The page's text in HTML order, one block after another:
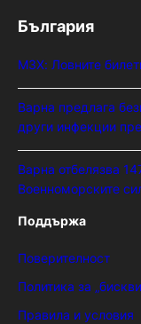
България
МЗХ: Ловните
Варна предлага
други инфекции
Варна отбелязва
Военноморските
Поддържа
Поверителност
Политика за
Правила и условия